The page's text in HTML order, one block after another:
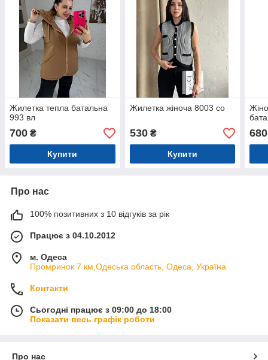
Жилетка тепла батальна
993 вл
700 ₴
Купити
Жилетка жіноча 8003 со
530₴
Купити
680
Про нас
100% позитивних з 10 відгуків за рік
Працює з 04.10.2012
м. Одеса
Промринок 7 км,Одеська область, Одеса, Україна
Контакти
Сьогодні працює з 09:00 до 18:00
Показати весь графік роботи
Про нас